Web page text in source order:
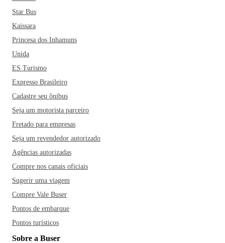
Star Bus
Kaissara
Princesa dos Inhamuns
Unida
ES Turismo
Expresso Brasileiro
Cadastre seu ônibus
Seja um motorista parceiro
Fretado para empresas
Seja um revendedor autorizado
Agências autorizadas
Compre nos canais oficiais
Sugerir uma viagem
Compre Vale Buser
Pontos de embarque
Pontos turísticos
Sobre a Buser